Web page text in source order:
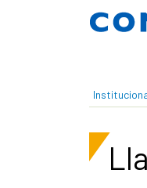
Pasar al contenido principal